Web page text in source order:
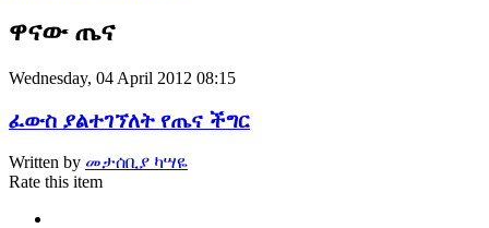
ዋናው ጤና
Wednesday, 04 April 2012 08:15
ፈውስ ያልተገኘለት የጤና ችግር
Written by መታሰቢያ ካሣዬ
Rate this item